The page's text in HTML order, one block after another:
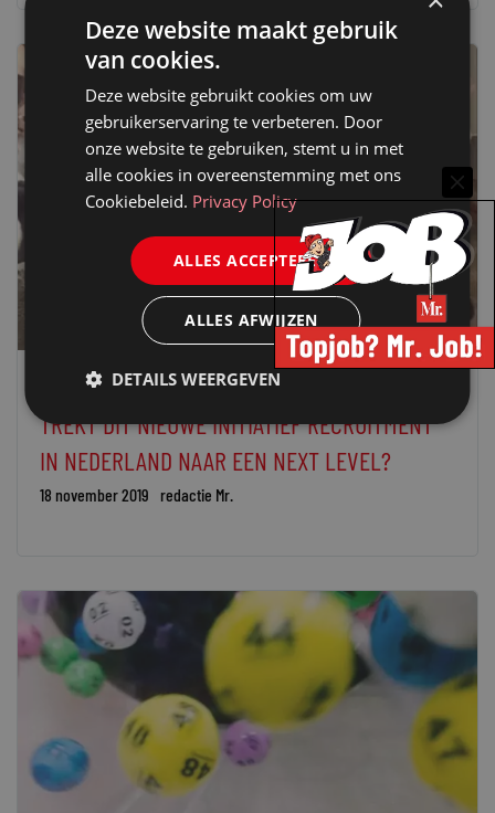
BETER WERK NIEUWS
TREKT DIT NIEUWE INITIATIEF RECRUITMENT
IN NEDERLAND NAAR EEN NEXT LEVEL?
18 november 2019 redactie Mr.
Deze website maakt gebruik
van cookies.
Deze website gebruikt cookies om uw
gebruikerservaring te verbeteren. Door
onze website te gebruiken, stemt u in met
alle cookies in overeenstemming met ons
Cookiebeleid. Privacy Policy
ALLES ACCEPTEREN
ALLES AFWIJZEN
DETAILS WEERGEVEN